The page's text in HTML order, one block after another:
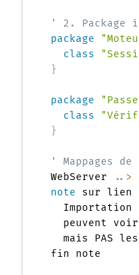
' 2. Package
package
class
}
package
class
}
' Mappages
WebServer
..>
note sur lien
Importation
peuvent
mais PAS
fin note